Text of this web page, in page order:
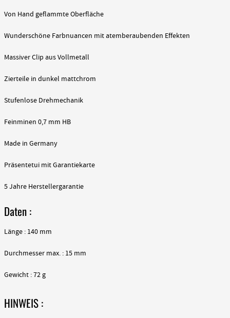
Von Hand geflammte Oberfläche
Wunderschöne Farbnuancen mit atemberaubenden Effekten
Massiver Clip aus Vollmetall
Zierteile in dunkel mattchrom
Stufenlose Drehmechanik
Feinminen 0,7 mm HB
Made in Germany
Präsentetui mit Garantiekarte
5 Jahre Herstellergarantie
Daten :
Länge : 140 mm
Durchmesser max. : 15 mm
Gewicht : 72 g
HINWEIS :